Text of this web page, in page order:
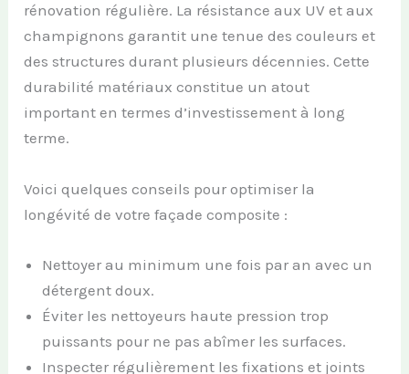
rénovation régulière. La résistance aux UV et aux
champignons garantit une tenue des couleurs et
des structures durant plusieurs décennies. Cette
durabilité matériaux constitue un atout
important en termes d’investissement à long
terme.
Voici quelques conseils pour optimiser la
longévité de votre façade composite :
Nettoyer au minimum une fois par an avec un
détergent doux.
Éviter les nettoyeurs haute pression trop
puissants pour ne pas abîmer les surfaces.
Inspecter régulièrement les fixations et joints